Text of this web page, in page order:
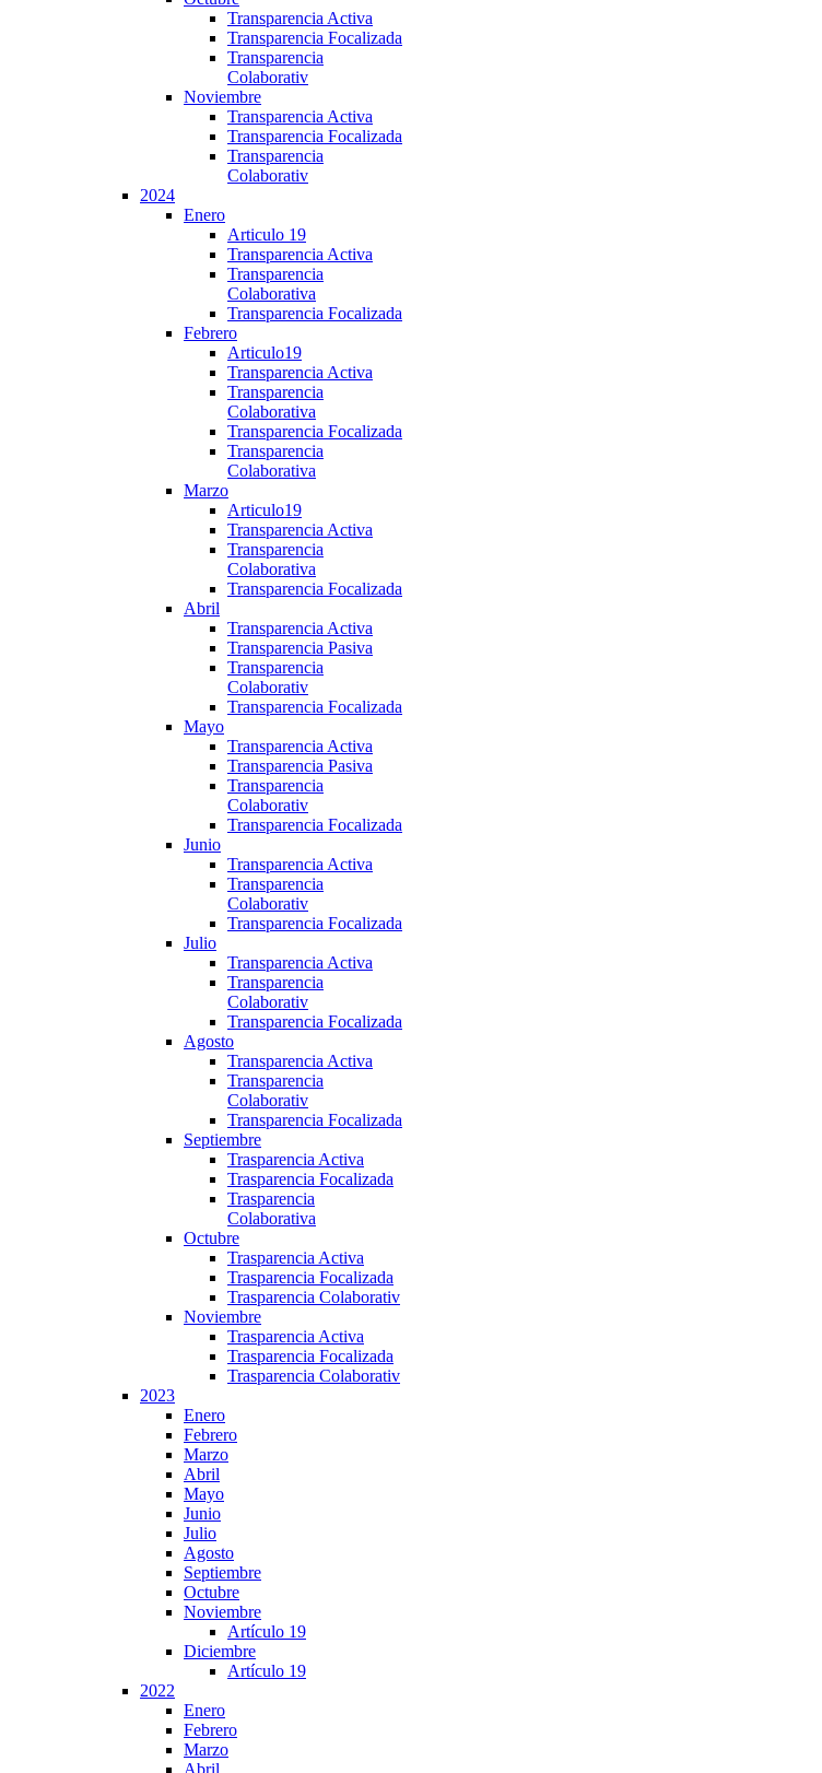
Transparencia Activa
Transparencia Focalizada
Transparencia
Colaborativ
Noviembre
Transparencia Activa
Transparencia Focalizada
Transparencia
Colaborativ
2024
Enero
Articulo 19
Transparencia Activa
Transparencia
Colaborativa
Transparencia Focalizada
Febrero
Articulo19
Transparencia Activa
Transparencia
Colaborativa
Transparencia Focalizada
Transparencia
Colaborativa
Marzo
Articulo19
Transparencia Activa
Transparencia
Colaborativa
Transparencia Focalizada
Abril
Transparencia Activa
Transparencia Pasiva
Transparencia
Colaborativ
Transparencia Focalizada
Mayo
Transparencia Activa
Transparencia Pasiva
Transparencia
Colaborativ
Transparencia Focalizada
Junio
Transparencia Activa
Transparencia
Colaborativ
Transparencia Focalizada
Julio
Transparencia Activa
Transparencia
Colaborativ
Transparencia Focalizada
Agosto
Transparencia Activa
Transparencia
Colaborativ
Transparencia Focalizada
Septiembre
Trasparencia Activa
Trasparencia Focalizada
Trasparencia
Colaborativa
Octubre
Trasparencia Activa
Trasparencia Focalizada
Trasparencia Colaborativ
Noviembre
Trasparencia Activa
Trasparencia Focalizada
Trasparencia Colaborativ
2023
Enero
Febrero
Marzo
Abril
Mayo
Junio
Julio
Agosto
Septiembre
Octubre
Noviembre
Artículo 19
Diciembre
Artículo 19
2022
Enero
Febrero
Marzo
Abril